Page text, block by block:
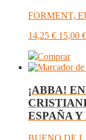
FORMENT,
14,25 € 15,00 €
Comprar
¡ABBA!
ESPAÑA